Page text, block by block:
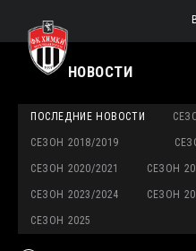
НОВОСТИ
ПОСЛЕДНИЕ НОВОСТИ
СЕЗОН 2018/2019
СЕЗОН 2020/2021 СЕЗОН
СЕЗОН 2023/2024 СЕЗОН
СЕЗОН 2025